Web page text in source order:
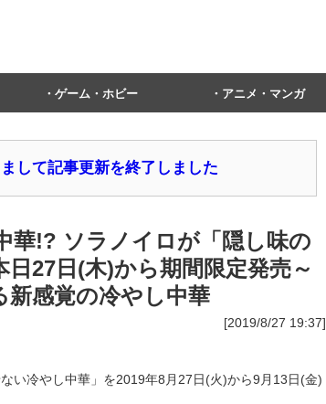
ゲーム・ホビー アニメ・マンガ
して記事更新を終了しました
華!? ソラノイロが「隠し味の
27日(木)から期間限定発売～
新感覚の冷やし中華
[2019/8/27 19:37]
い冷やし中華」を2019年8月27日(火)から9月13日(金)